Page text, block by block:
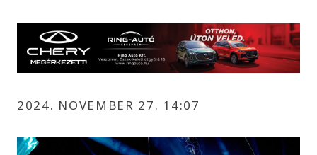
2024. NOVEMBER 27. 14:07